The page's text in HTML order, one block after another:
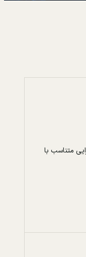
متناسب با